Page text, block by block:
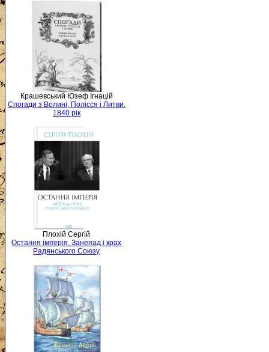
Крашевський Юзеф Ігнацій
Спогади з Волині, Полісся і Литви.
1840 рік
Плохій Сергій
Остання імперія. Занепад і крах
Радянського Союзу